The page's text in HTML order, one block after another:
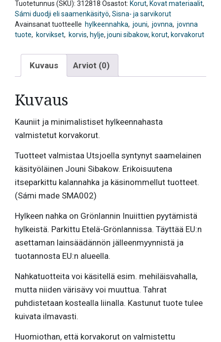
Tuotetunnus (SKU): 312818 Osastot: Korut, Kovat materiaalit,
Sámi duodji eli saamenkäsityö, Sisna- ja sarvikorut
Avainsanat tuotteelle hylkeennahka, jouni, jovnna, jovnna
tuote, korvikset, korvis, hylje, jouni sibakow, korut, korvakorut
Kuvaus Arviot (0)
Kuvaus
Kauniit ja minimalistiset hylkeennahasta
valmistetut korvakorut.
Tuotteet valmistaa Utsjoella syntynyt saamelainen
käsityöläinen Jouni Sibakow. Erikoisuutena
itseparkittu kalannahka ja käsinommellut tuotteet.
(Sámi made SMA002)
Hylkeen nahka on Grönlannin Inuiittien pyytämistä
hylkeistä. Parkittu Etelä-Grönlannissa. Täyttää EU:n
asettaman lainsäädännön jälleenmyynnistä ja
tuotannosta EU:n alueella.
Nahkatuotteita voi käsitellä esim. mehiläisvahalla,
mutta niiden värisävy voi muuttua. Tahrat
puhdistetaan kostealla liinalla. Kastunut tuote tulee
kuivata ilmavasti.
Huomiothan, että korvakorut on valmistettu